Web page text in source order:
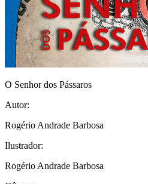
O Senhor dos Pássaros
Autor:
Rogério Andrade Barbosa
Ilustrador:
Rogério Andrade Barbosa